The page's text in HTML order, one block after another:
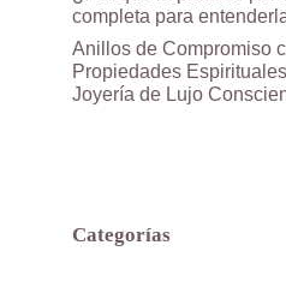
completa para
Anillos de Compromiso
Propiedades
Joyería de Lujo
Categorías